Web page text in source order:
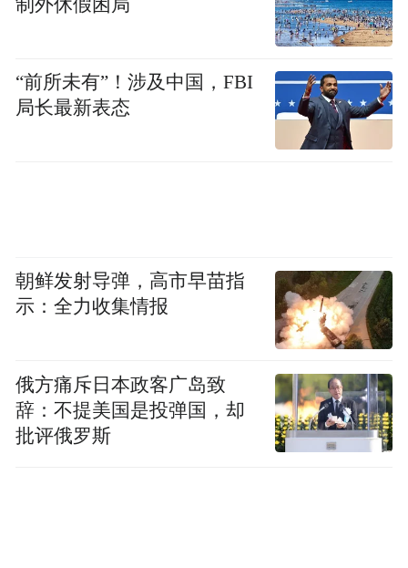
制外休假困局
“前所未有”！涉及中国，FBI
局长最新表态
朝鲜发射导弹，高市早苗指
示：全力收集情报
俄方痛斥日本政客广岛致
辞：不提美国是投弹国，却
批评俄罗斯